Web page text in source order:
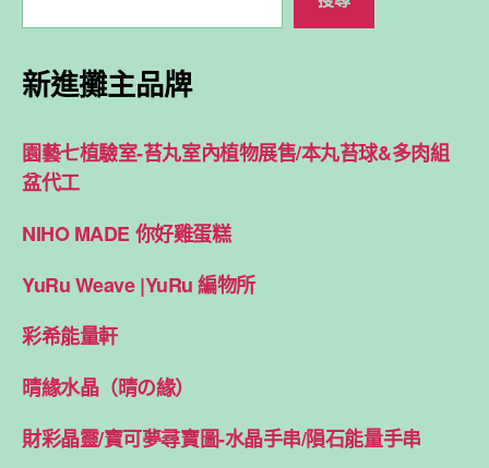
新進攤主品牌
園藝七植驗室-苔丸室內植物展售/本丸苔球&多肉組
盆代工
NIHO MADE 你好雞蛋糕
YuRu Weave |YuRu 編物所
彩希能量軒
晴緣水晶（晴の緣）
財彩晶靈/寶可夢尋寶圖-水晶手串/隕石能量手串